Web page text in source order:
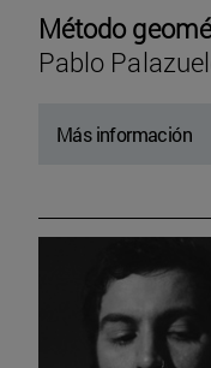
Método
Pablo
Más información